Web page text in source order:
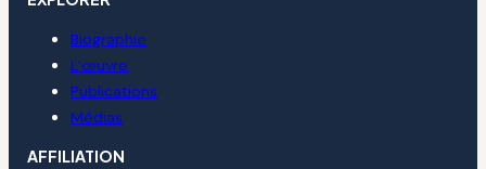
Biographie
L’œuvre
Publications
Médias
AFFILIATION